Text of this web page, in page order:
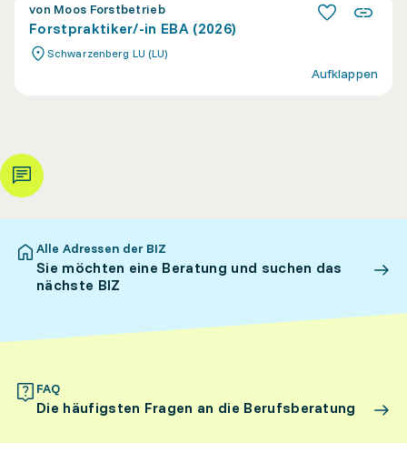
von Moos Forstbetrieb
Forstpraktiker/-in EBA (2026)
Schwarzenberg LU (LU)
Aufklappen
Alle Adressen der BIZ
Sie möchten eine Beratung und suchen das
nächste BIZ
FAQ
Die häufigsten Fragen an die Berufsberatung